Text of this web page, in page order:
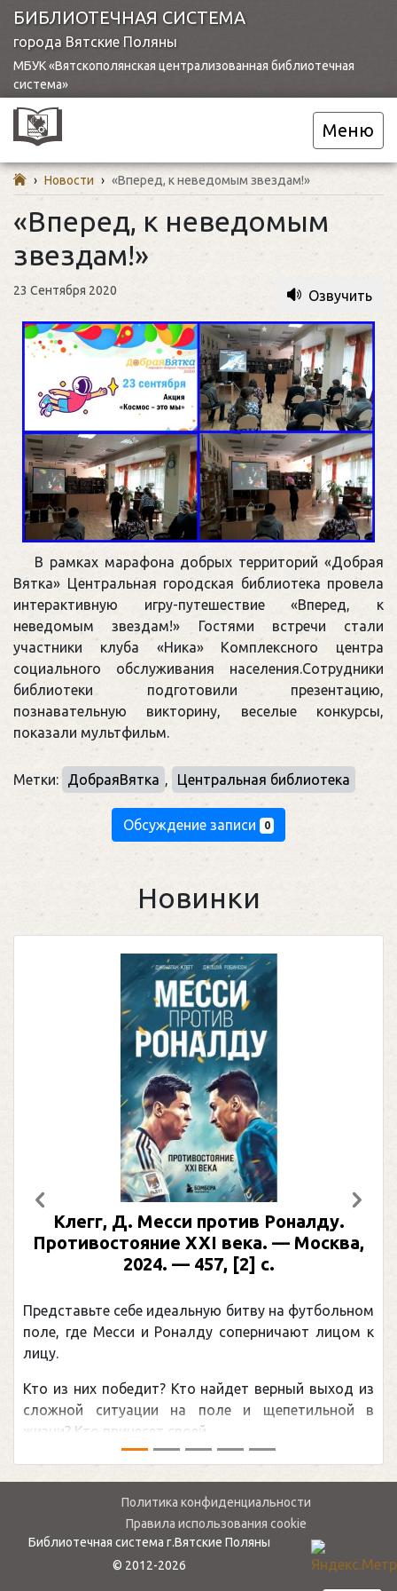
БИБЛИОТЕЧНАЯ СИСТЕМА
города Вятские Поляны
МБУК «Вятскополянская централизованная библиотечная
система»
Меню
› Новости › «Вперед, к неведомым звездам!»
«Вперед, к неведомым
звездам!»
23 Сентября 2020 Озвучить
В рамках марафона добрых территорий «Добрая
Вятка» Центральная городская библиотека провела
интерактивную игру-путешествие «Вперед, к
неведомым звездам!» Гостями встречи стали
участники клуба «Ника» Комплексного центра
социального обслуживания населения.Сотрудники
библиотеки подготовили презентацию,
познавательную викторину, веселые конкурсы,
показали мультфильм.
Метки: ДобраяВятка , Центральная библиотека
Обсуждение записи 0
Новинки
Клегг, Д. Месси против Роналду.
Противостояние XXI века. — Москва,
2024. — 457, [2] с.
Представьте себе идеальную битву на футбольном
поле, где Месси и Роналду соперничают лицом к
лицу.
Кто из них победит? Кто найдет верный выход из
сложной ситуации на поле и щепетильной в
жизни? Кто принесет своей ...
Предыдущий
Политика конфиденциальности
Правила использования cookie
Библиотечная система г.Вятские Поляны
© 2012-2026